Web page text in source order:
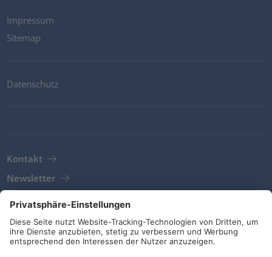
Impressum
Sitemap
Datenschutz
Kontakt
Newsletter
AGB
Richtlinien und Bekentnisse